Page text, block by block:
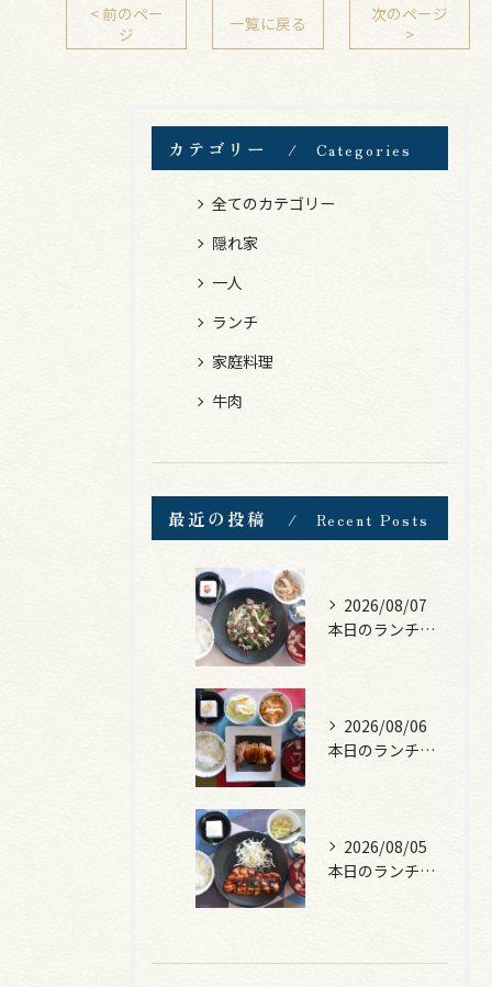
< 前のペー
ジ
一覧に戻る
次のページ
>
カテゴリー Categories
全てのカテゴリー
隠れ家
一人
ランチ
家庭料理
牛肉
最近の投稿 Recent Posts
2026/08/07
本日のランチは、黒毛和牛のチャプチェ！
2026/08/06
本日のランチは、照焼きチキン！
2026/08/05
本日のランチは、ロース豚カツ梅はさみ！